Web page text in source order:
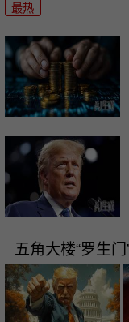
最热
五角大楼“罗生